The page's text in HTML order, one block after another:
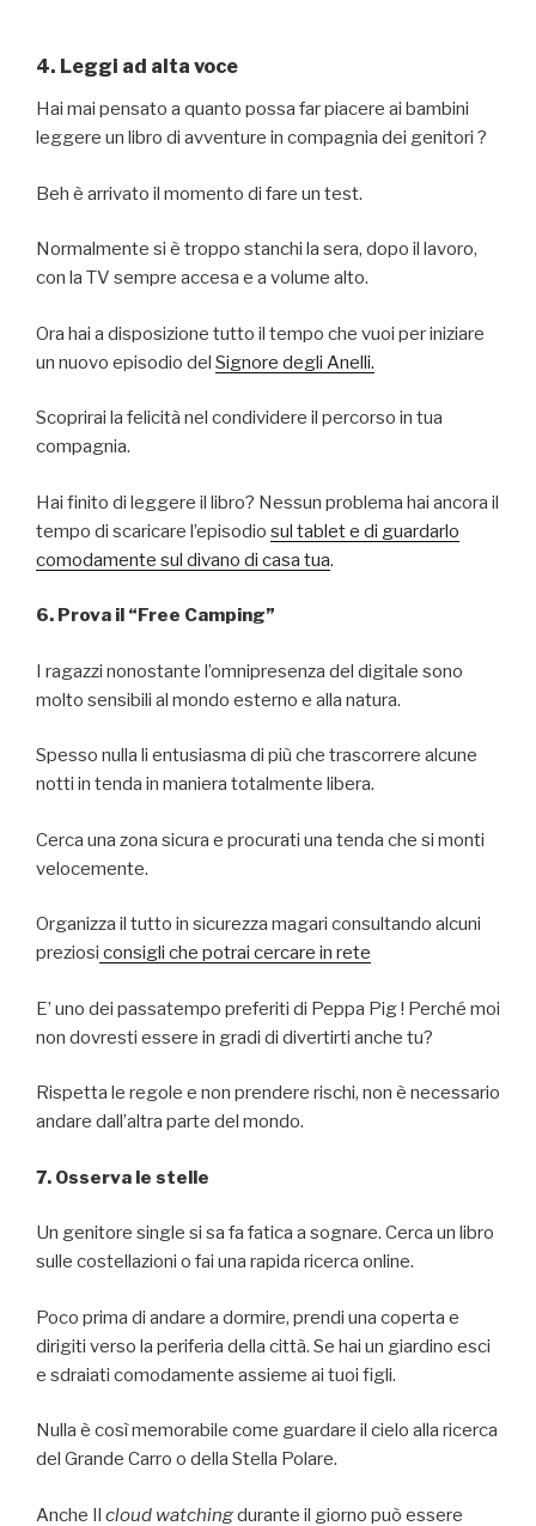
4. Leggi ad alta voce
Hai mai pensato a quanto possa far piacere ai bambini
leggere un libro di avventure in compagnia dei genitori ?
Beh è arrivato il momento di fare un test.
Normalmente si è troppo stanchi la sera, dopo il lavoro,
con la TV sempre accesa e a volume alto.
Ora hai a disposizione tutto il tempo che vuoi per iniziare
un nuovo episodio del Signore degli Anelli.
Scoprirai la felicità nel condividere il percorso in tua
compagnia.
Hai finito di leggere il libro? Nessun problema hai ancora il
tempo di scaricare l’episodio sul tablet e di guardarlo
comodamente sul divano di casa tua.
6. Prova il “Free Camping”
I ragazzi nonostante l’omnipresenza del digitale sono
molto sensibili al mondo esterno e alla natura.
Spesso nulla li entusiasma di più che trascorrere alcune
notti in tenda in maniera totalmente libera.
Cerca una zona sicura e procurati una tenda che si monti
velocemente.
Organizza il tutto in sicurezza magari consultando alcuni
preziosi consigli che potrai cercare in rete
E’ uno dei passatempo preferiti di Peppa Pig ! Perché moi
non dovresti essere in gradi di divertirti anche tu?
Rispetta le regole e non prendere rischi, non è necessario
andare dall’altra parte del mondo.
7. Osserva le stelle
Un genitore single si sa fa fatica a sognare. Cerca un libro
sulle costellazioni o fai una rapida ricerca online.
Poco prima di andare a dormire, prendi una coperta e
dirigiti verso la periferia della città. Se hai un giardino esci
e sdraiati comodamente assieme ai tuoi figli.
Nulla è così memorabile come guardare il cielo alla ricerca
del Grande Carro o della Stella Polare.
Anche Il cloud watchingdurante il giorno può essere